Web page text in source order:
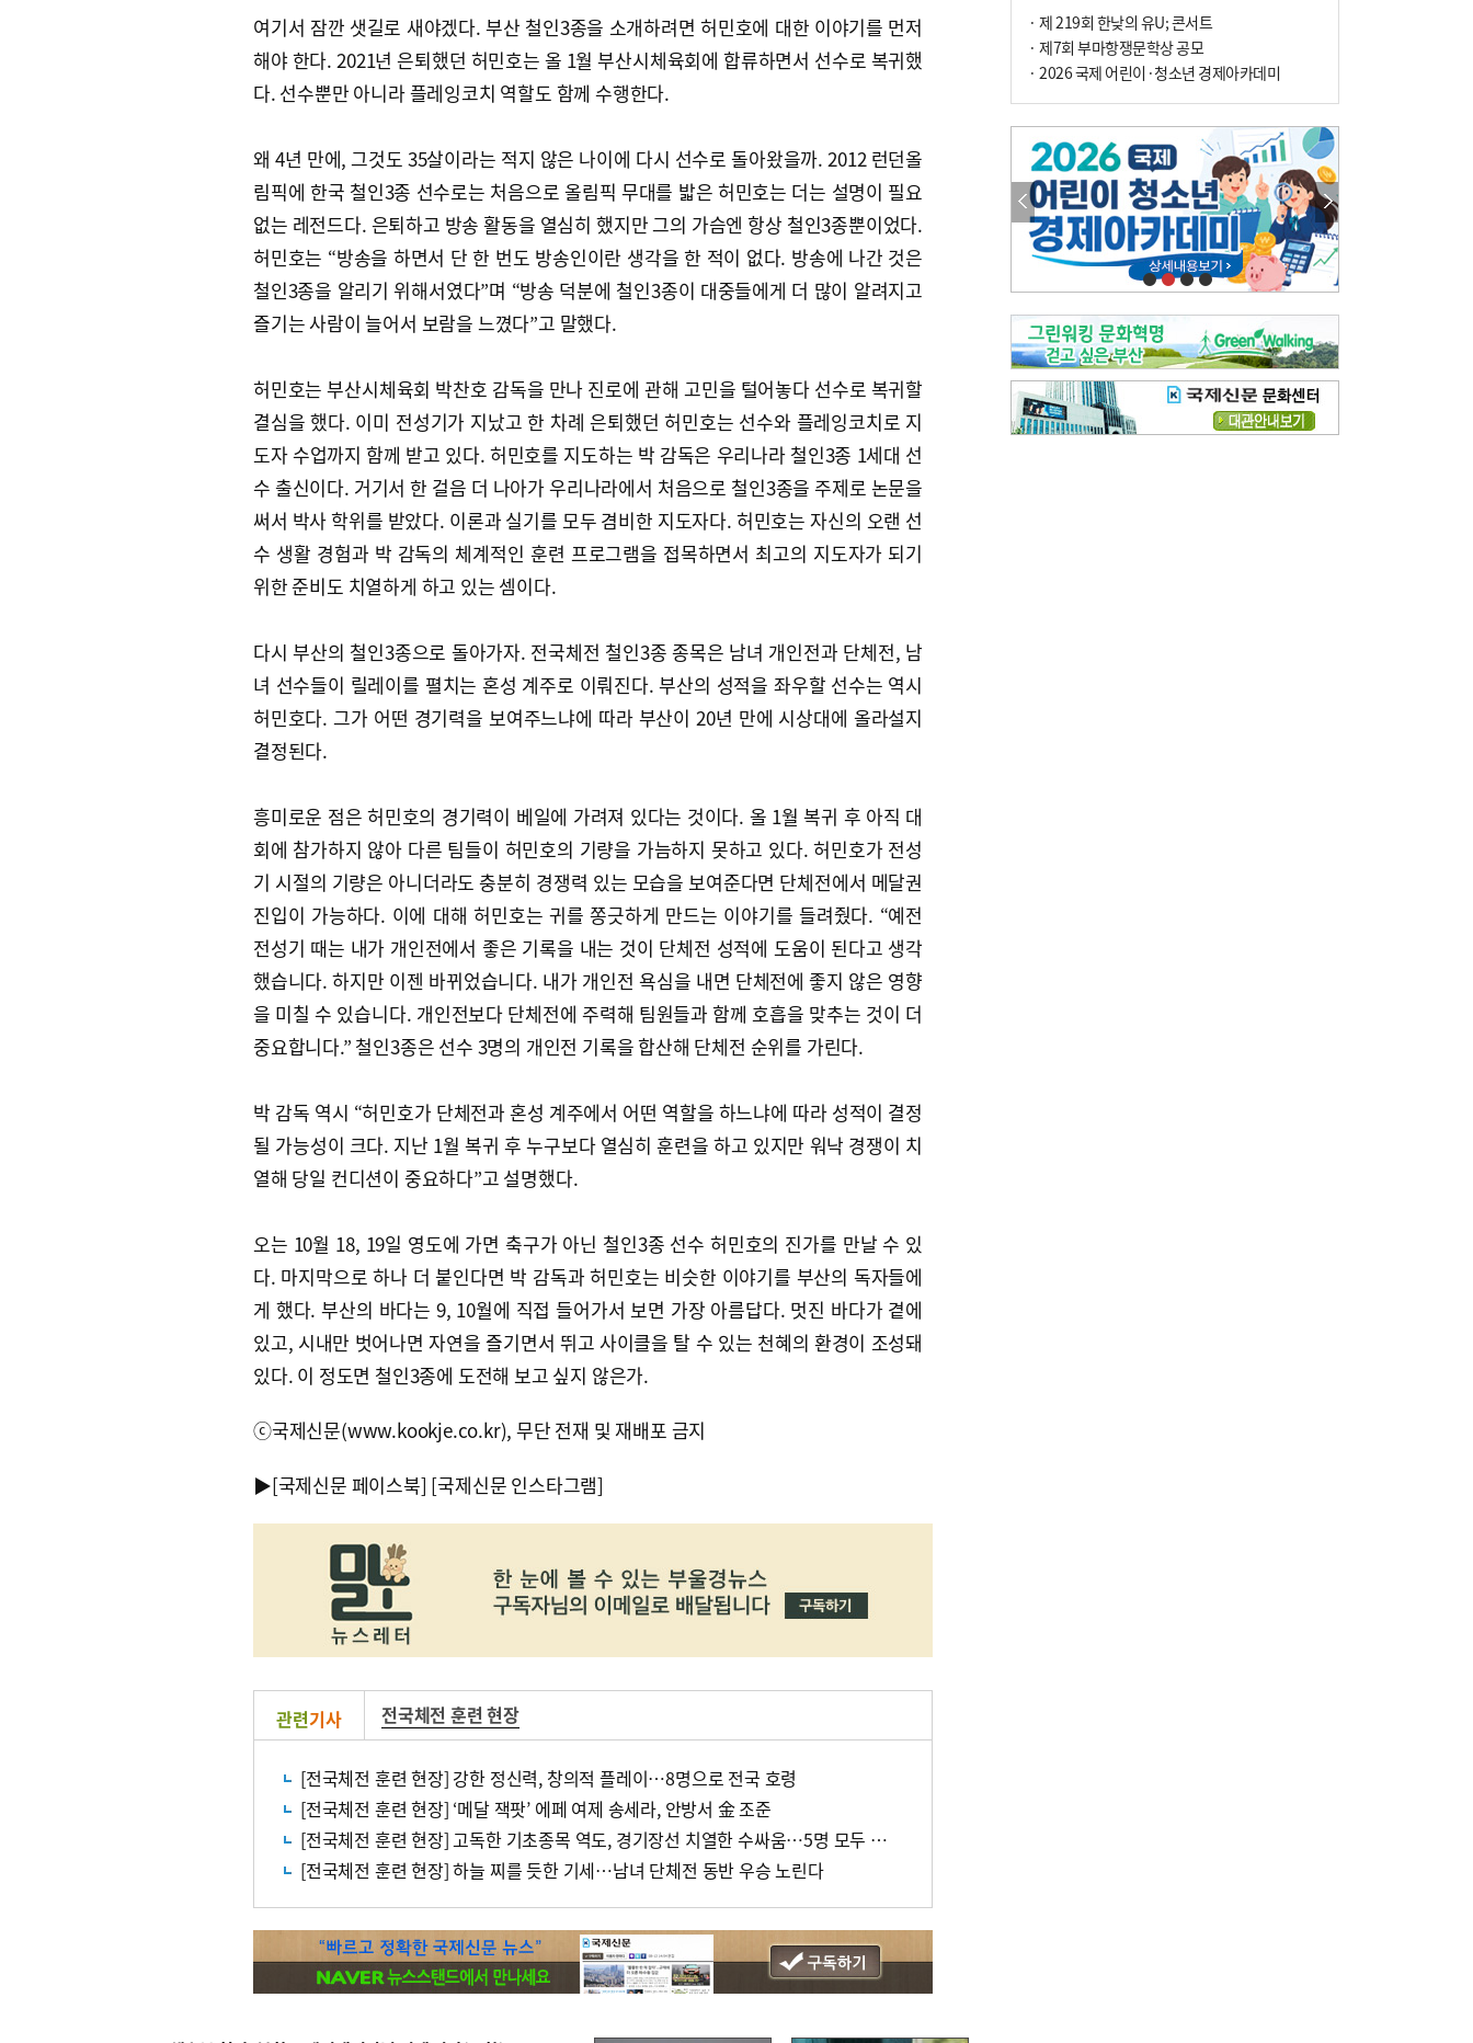
여기서 잠깐 샛길로 새야겠다. 부산 철인3종을 소개하려면 허민호에 대한 이야기를 먼저
해야 한다. 2021년 은퇴했던 허민호는 올 1월 부산시체육회에 합류하면서 선수로 복귀했
다. 선수뿐만 아니라 플레잉코치 역할도 함께 수행한다.
왜 4년 만에, 그것도 35살이라는 적지 않은 나이에 다시 선수로 돌아왔을까. 2012 런던올
림픽에 한국 철인3종 선수로는 처음으로 올림픽 무대를 밟은 허민호는 더는 설명이 필요
없는 레전드다. 은퇴하고 방송 활동을 열심히 했지만 그의 가슴엔 항상 철인3종뿐이었다.
허민호는 “방송을 하면서 단 한 번도 방송인이란 생각을 한 적이 없다. 방송에 나간 것은
철인3종을 알리기 위해서였다”며 “방송 덕분에 철인3종이 대중들에게 더 많이 알려지고
즐기는 사람이 늘어서 보람을 느꼈다”고 말했다.
허민호는 부산시체육회 박찬호 감독을 만나 진로에 관해 고민을 털어놓다 선수로 복귀할
결심을 했다. 이미 전성기가 지났고 한 차례 은퇴했던 허민호는 선수와 플레잉코치로 지
도자 수업까지 함께 받고 있다. 허민호를 지도하는 박 감독은 우리나라 철인3종 1세대 선
수 출신이다. 거기서 한 걸음 더 나아가 우리나라에서 처음으로 철인3종을 주제로 논문을
써서 박사 학위를 받았다. 이론과 실기를 모두 겸비한 지도자다. 허민호는 자신의 오랜 선
수 생활 경험과 박 감독의 체계적인 훈련 프로그램을 접목하면서 최고의 지도자가 되기
위한 준비도 치열하게 하고 있는 셈이다.
다시 부산의 철인3종으로 돌아가자. 전국체전 철인3종 종목은 남녀 개인전과 단체전, 남
녀 선수들이 릴레이를 펼치는 혼성 계주로 이뤄진다. 부산의 성적을 좌우할 선수는 역시
허민호다. 그가 어떤 경기력을 보여주느냐에 따라 부산이 20년 만에 시상대에 올라설지
결정된다.
흥미로운 점은 허민호의 경기력이 베일에 가려져 있다는 것이다. 올 1월 복귀 후 아직 대
회에 참가하지 않아 다른 팀들이 허민호의 기량을 가늠하지 못하고 있다. 허민호가 전성
기 시절의 기량은 아니더라도 충분히 경쟁력 있는 모습을 보여준다면 단체전에서 메달권
진입이 가능하다. 이에 대해 허민호는 귀를 쫑긋하게 만드는 이야기를 들려줬다. “예전
전성기 때는 내가 개인전에서 좋은 기록을 내는 것이 단체전 성적에 도움이 된다고 생각
했습니다. 하지만 이젠 바뀌었습니다. 내가 개인전 욕심을 내면 단체전에 좋지 않은 영향
을 미칠 수 있습니다. 개인전보다 단체전에 주력해 팀원들과 함께 호흡을 맞추는 것이 더
중요합니다.” 철인3종은 선수 3명의 개인전 기록을 합산해 단체전 순위를 가린다.
박 감독 역시 “허민호가 단체전과 혼성 계주에서 어떤 역할을 하느냐에 따라 성적이 결정
될 가능성이 크다. 지난 1월 복귀 후 누구보다 열심히 훈련을 하고 있지만 워낙 경쟁이 치
열해 당일 컨디션이 중요하다”고 설명했다.
오는 10월 18, 19일 영도에 가면 축구가 아닌 철인3종 선수 허민호의 진가를 만날 수 있
다. 마지막으로 하나 더 붙인다면 박 감독과 허민호는 비슷한 이야기를 부산의 독자들에
게 했다. 부산의 바다는 9, 10월에 직접 들어가서 보면 가장 아름답다. 멋진 바다가 곁에
있고, 시내만 벗어나면 자연을 즐기면서 뛰고 사이클을 탈 수 있는 천혜의 환경이 조성돼
있다. 이 정도면 철인3종에 도전해 보고 싶지 않은가.
ⓒ국제신문(www.kookje.co.kr), 무단 전재 및 재배포 금지
▶[국제신문 페이스북] [국제신문 인스타그램]
관련기사 전국체전 훈련 현장
[전국체전 훈련 현장] 강한 정신력, 창의적 플레이…8명으로 전국 호령
[전국체전 훈련 현장] ‘메달 잭팟’ 에페 여제 송세라, 안방서 金 조준
[전국체전 훈련 현장] 고독한 기초종목 역도, 경기장선 치열한 수싸움…5명 모두 메달 도전
[전국체전 훈련 현장] 하늘 찌를 듯한 기세…남녀 단체전 동반 우승 노린다
· 제 219회 한낮의 유U; 콘서트
· 제7회 부마항쟁문학상 공모
· 2026 국제 어린이·청소년 경제아카데미